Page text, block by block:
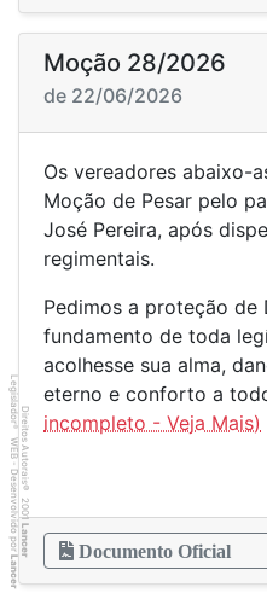
Moção 28/2026
de 22/06/2026
Os vereadores abaixo-
Moção de Pesar pelo
José Pereira, após
regimentais.
Pedimos a proteção de
fundamento de toda
acolhesse sua alma,
eterno e conforto a
Documento Oficial
Direitos Autorais
©
2001
Lancer
Legislador
®
WEB - Desenvolvido por
Lancer